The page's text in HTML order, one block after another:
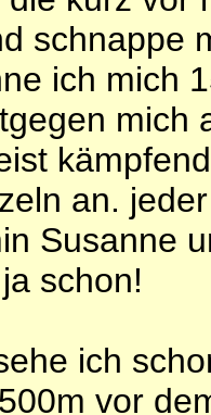
schnappe
ich mich
mich
an.
Susanne
schon!
ich
vor